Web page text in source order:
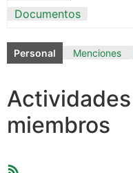
Documentos
Personal Menciones
miembros